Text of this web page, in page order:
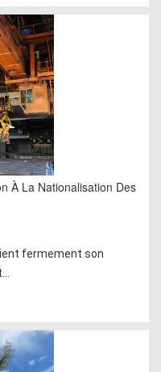
À La Nationalisation Des
fermement son